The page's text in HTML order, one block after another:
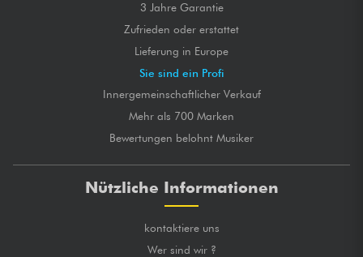
3 Jahre Garantie
Zufrieden oder erstattet
Lieferung in Europe
Sie sind ein Profi
Innergemeinschaftlicher Verkauf
Mehr als 700 Marken
Bewertungen belohnt Musiker
Nützliche Informationen
kontaktiere uns
Wer sind wir ?